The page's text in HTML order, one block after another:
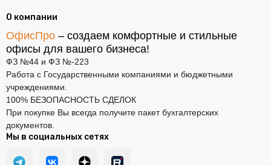
О компании
ОфисПро – создаем комфортные и стильные
офисы для вашего бизнеса!
ФЗ №44 и ФЗ №-223
Работа с Государственными компаниями и бюджетными
учреждениями.
100% БЕЗОПАСНОСТЬ СДЕЛОК
При покупке Вы всегда получите пакет бухгалтерских
документов.
Мы в социальных сетях